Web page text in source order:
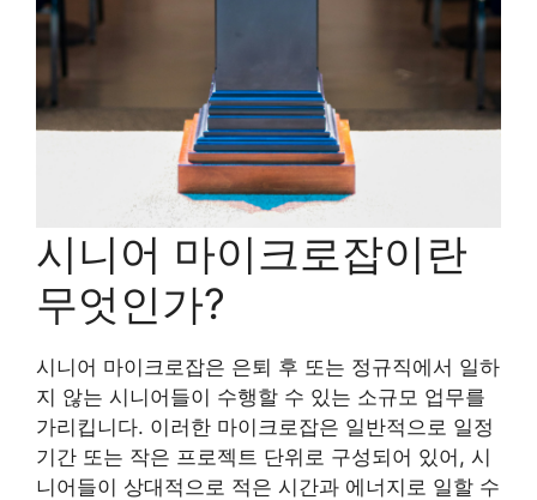
시니어 마이크로잡이란
무엇인가?
시니어 마이크로잡은 은퇴 후 또는 정규직에서 일하
지 않는 시니어들이 수행할 수 있는 소규모 업무를
가리킵니다. 이러한 마이크로잡은 일반적으로 일정
기간 또는 작은 프로젝트 단위로 구성되어 있어, 시
니어들이 상대적으로 적은 시간과 에너지로 일할 수